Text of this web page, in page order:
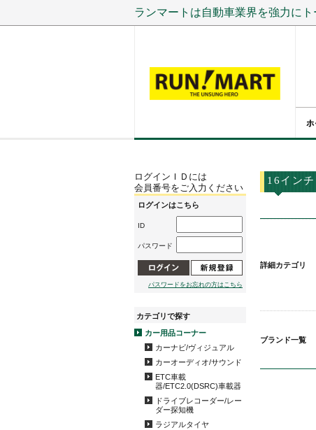
ランマートは自動車業界を強力にト
ログインＩＤには
会員番号をご入力ください
ログインはこちら
ID
パスワード
パスワードをお忘れの方はこちら
カテゴリで探す
カー用品コーナー
カーナビ/ヴィジュアル
カーオーディオ/サウンド
ETC車載
器/ETC2.0(DSRC)車載器
ドライブレコーダー/レー
ダー探知機
ラジアルタイヤ
16インチ
詳細カテゴリ
ブランド一覧